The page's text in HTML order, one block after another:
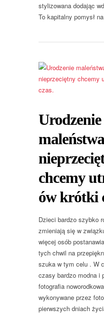
stylizowana dodając
To kapitalny pomysł
Urodzenie
chcemy
ów krótki
Dzieci bardzo szybko
zmieniają się w
więcej osób
tych chwil na
szuka w tym celu . W
czasy bardzo modna i
fotografia
wykonywane przez
pierwszych dniach